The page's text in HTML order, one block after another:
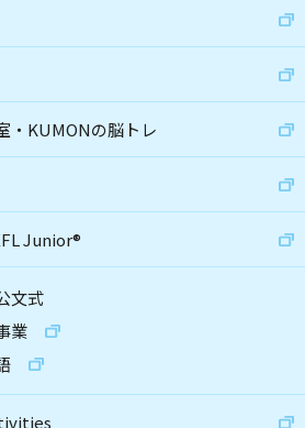
・KUMONの脳トレ
Junior®
文式
業